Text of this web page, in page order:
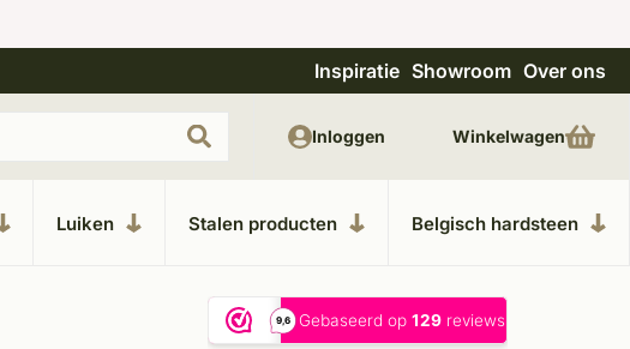
Uitgebreide showroom in Kesteren Unieke
Inspiratie Showroom Over ons
Luiken Stalen producten Belgisch hardsteen
Inloggen Winkelwagen